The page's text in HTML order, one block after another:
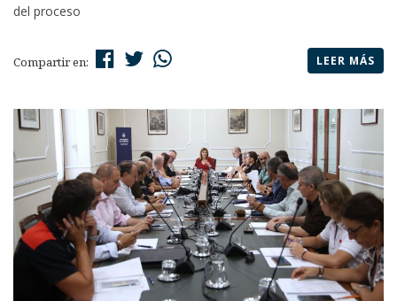
del proceso
Compartir en: LEER MÁS